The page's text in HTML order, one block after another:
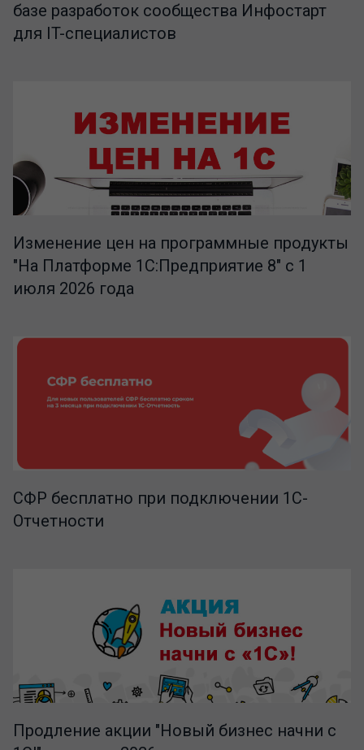
базе разработок сообщества Инфостарт
для IT-специалистов
Изменение цен на программные продукты
"На Платформе 1С:Предприятие 8" с 1
июля 2026 года
СФР бесплатно при подключении 1С-
Отчетности
Продление акции "Новый бизнес начни с